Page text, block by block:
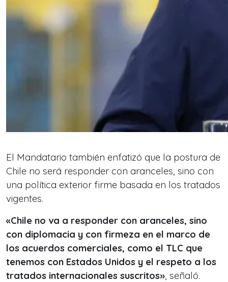
El Mandatario también enfatizó que la postura de
Chile no será responder con aranceles, sino con
una política exterior firme basada en los tratados
vigentes.
«Chile no va a responder con aranceles, sino
con diplomacia y con firmeza en el marco de
los acuerdos comerciales, como el TLC que
tenemos con Estados Unidos y el respeto a los
tratados internacionales suscritos», señaló.